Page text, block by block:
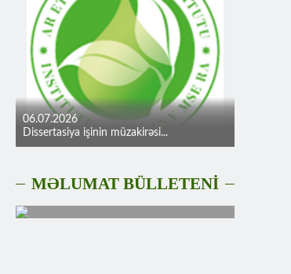
06.07.2026
Dissertasiya işinin müzakirəsi...
MƏLUMAT BÜLLETENİ